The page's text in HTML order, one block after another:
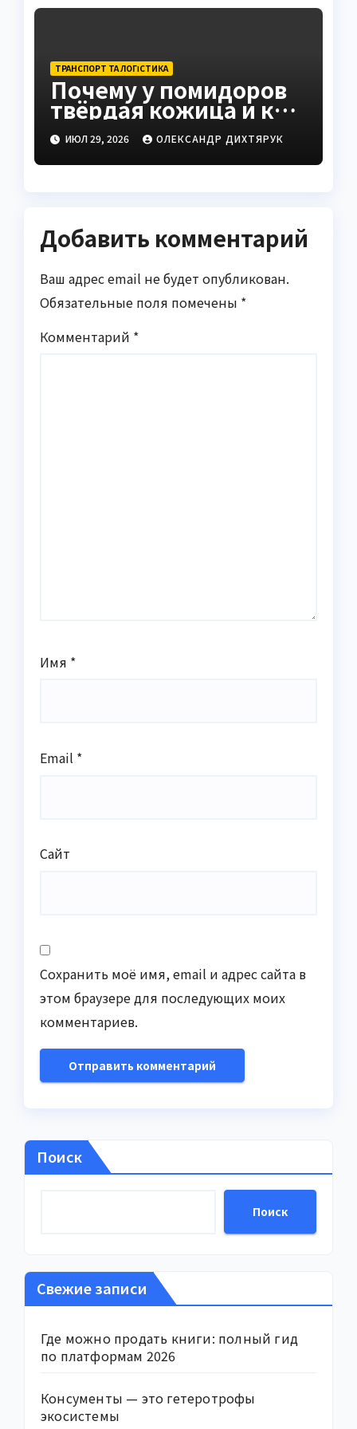
ТРАНСПОРТ ТА ЛОГІСТИКА
Почему у помидоров
твёрдая кожица и как
это исправить
ИЮЛ 29, 2026 ОЛЕКСАНДР ДИХТЯРУК
Добавить комментарий
Ваш адрес email не будет опубликован.
Обязательные поля помечены *
Комментарий *
Имя *
Email *
Сайт
Сохранить моё имя, email и адрес сайта в
этом браузере для последующих моих
комментариев.
Поиск
Поиск
Свежие записи
Где можно продать книги: полный гид
по платформам 2026
Консументы — это гетеротрофы
экосистемы